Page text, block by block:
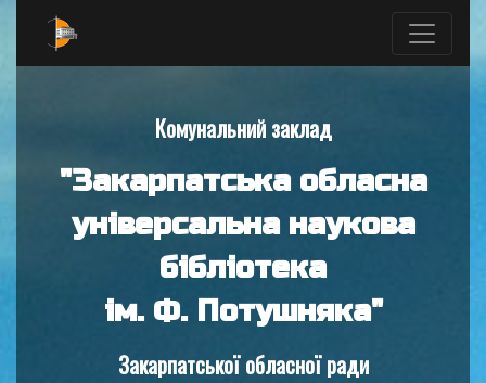
Комунальний заклад
"Закарпатська обласна
універсальна наукова
бібліотека
ім. Ф. Потушняка"
Закарпатської обласної ради